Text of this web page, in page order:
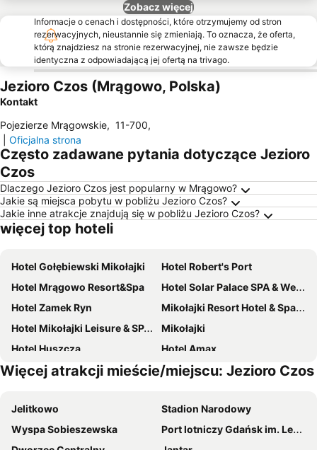
Zobacz więcej
Informacje o cenach i dostępności, które otrzymujemy od stron
rezerwacyjnych, nieustannie się zmieniają. To oznacza, że oferta,
którą znajdziesz na stronie rezerwacyjnej, nie zawsze będzie
identyczna z odpowiadającą jej ofertą na trivago.
Jezioro Czos (Mrągowo, Polska)
Kontakt
Pojezierze Mrągowskie, 11-700,
Oficjalna strona
Często zadawane pytania dotyczące Jezioro
Czos
Dlaczego Jezioro Czos jest popularny w Mrągowo?
Jakie są miejsca pobytu w pobliżu Jezioro Czos?
Jakie inne atrakcje znajdują się w pobliżu Jezioro Czos?
więcej top hoteli
Hotel Gołębiewski Mikołajki
Hotel Robert's Port
Hotel Mrągowo Resort&Spa
Hotel Solar Palace SPA & Wellness
Hotel Zamek Ryn
Mikołajki Resort Hotel & Spa Jora Wielka
Hotel Mikołajki Leisure & SPA - Destigo Hotels
Mikołajki
Hotel Huszcza
Hotel Amax
Hotel Mazuria
Hotel Santa Monica
Apartamenty M&M
Hotelik Mazurska Chata
Enklawa Mikołajki
Hotel Rezydencja Mazury SPA & Lake
Więcej atrakcji mieście/miejscu: Jezioro Czos
Jelitkowo
Stadion Narodowy
Wyspa Sobieszewska
Port lotniczy Gdańsk im. Lecha Wałęsy